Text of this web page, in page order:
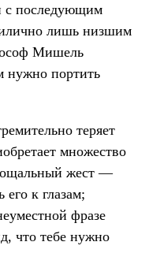
с последующим
лишь низшим
Мишель
нужно портить
теряет
множество
жест —
к глазам;
фразе
что тебе нужно